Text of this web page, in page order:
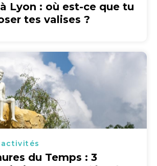
Lyon : où est-ce que tu
tes valises ?
du Temps : 3